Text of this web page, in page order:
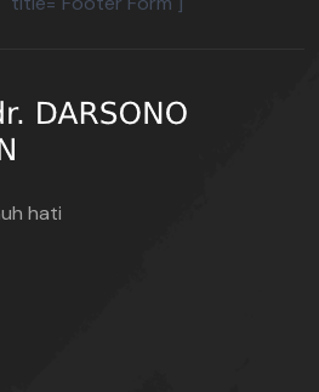
hati